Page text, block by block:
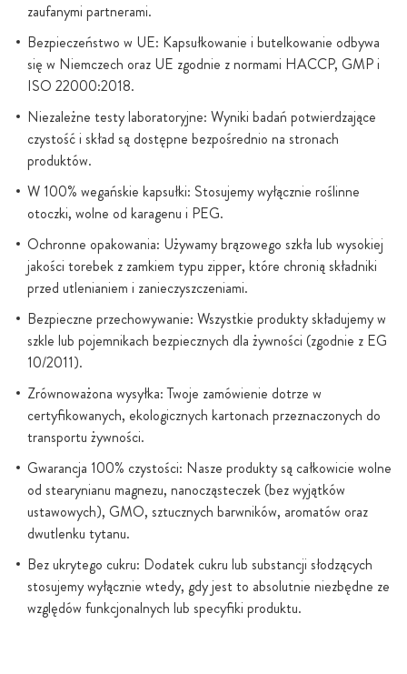
zaufanymi partnerami.
Bezpieczeństwo w UE: Kapsułkowanie i butelkowanie odbywa
się w Niemczech oraz UE zgodnie z normami HACCP, GMP i
ISO 22000:2018.
Niezależne testy laboratoryjne: Wyniki badań potwierdzające
czystość i skład są dostępne bezpośrednio na stronach
produktów.
W 100% wegańskie kapsułki: Stosujemy wyłącznie roślinne
otoczki, wolne od karagenu i PEG.
Ochronne opakowania: Używamy brązowego szkła lub wysokiej
jakości torebek z zamkiem typu zipper, które chronią składniki
przed utlenianiem i zanieczyszczeniami.
Bezpieczne przechowywanie: Wszystkie produkty składujemy w
szkle lub pojemnikach bezpiecznych dla żywności (zgodnie z EG
10/2011).
Zrównoważona wysyłka: Twoje zamówienie dotrze w
certyfikowanych, ekologicznych kartonach przeznaczonych do
transportu żywności.
Gwarancja 100% czystości: Nasze produkty są całkowicie wolne
od stearynianu magnezu, nanocząsteczek (bez wyjątków
ustawowych), GMO, sztucznych barwników, aromatów oraz
dwutlenku tytanu.
Bez ukrytego cukru: Dodatek cukru lub substancji słodzących
stosujemy wyłącznie wtedy, gdy jest to absolutnie niezbędne ze
względów funkcjonalnych lub specyfiki produktu.